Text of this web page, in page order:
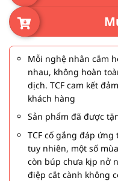
Mỗi nghệ nhân cắm
nhau, không hoàn
dịch. TCF cam kết
khách hàng
Sản phẩm đã được
TCF cố gắng đáp
tuy nhiên, một số
còn búp chưa kịp nở
điệp cắt cành không